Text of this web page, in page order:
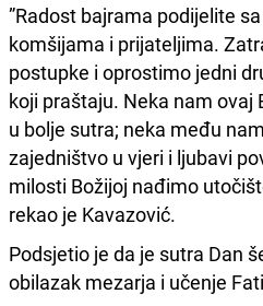
”Radost bajrama podijelite
komšijama i prijateljima.
postupke i oprostimo jedni
koji praštaju. Neka nam ovaj
u bolje sutra; neka među
zajedništvo u vjeri i ljubavi
milosti Božijoj nađimo
rekao je Kavazović.
Podsjetio je da je sutra Dan
obilazak mezarja i učenje